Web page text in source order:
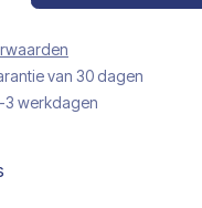
van 30 dagen
3 werkdagen